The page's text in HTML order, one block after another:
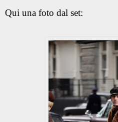
Qui una foto dal set: